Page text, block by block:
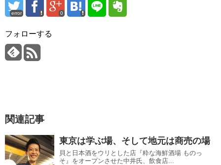
error 0
フォローする
関連記事
東京は学ぶ場、そして地元は商売の場
貝と日本酒をウリとした店『粋な海鮮酒場 ものっ
そ』をオープンさせた中井氏、飲食店...